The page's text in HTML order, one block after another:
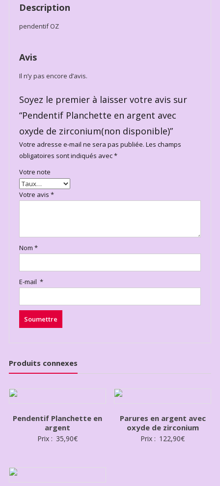
Description
pendentif OZ
Avis
Il n’y pas encore d’avis.
Soyez le premier à laisser votre avis sur
“Pendentif Planchette en argent avec
oxyde de zirconium(non disponible)”
Votre adresse e-mail ne sera pas publiée. Les champs
obligatoires sont indiqués avec*
Votre note
Votre avis *
Nom *
E-mail *
Produits connexes
Pendentif Planchette en
argent
Prix : 35,90€
Parures en argent avec
oxyde de zirconium
Prix : 122,90€